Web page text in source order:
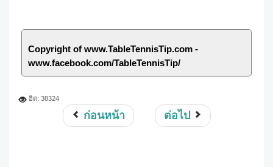
Copyright of www.TableTennisTip.com -
www.facebook.com/TableTennisTip/
ฮิต: 38324
ก่อนหน้า ต่อไป